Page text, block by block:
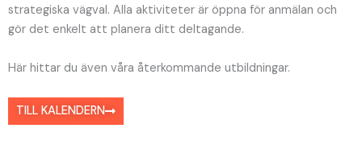
strategiska vägval. Alla aktiviteter är öppna för anmälan och
gör det enkelt att planera ditt deltagande.
Här hittar du även våra återkommande utbildningar.
TILL KALENDERN